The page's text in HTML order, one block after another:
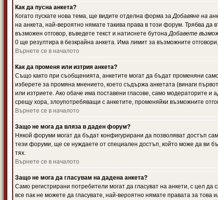
Как да пусна анкета?
Когато пускате нова тема, ще видите отделна форма заДобавяне на
на анкета, най-вероятно нямате такива права в този форум. Трябва да
възможен отговор, въведете текст и натиснете бутонаДобавете
0 ще резултира в безкрайна анкета. Има лимит за възможните
Върнете се в началото
Как да променя или изтрия анкета?
Също както при съобщенията, анкетите могат да бъдат променяни
изберете за промяна мнението, което съдържа анкетата (винаги
или изтриете. Ако обаче има поставени гласове, само модераторите и
срещу хора, злоупотребяващи с анкетите, променяйки възможните
Върнете се в началото
Защо не мога да вляза в даден форум?
Някой форуми могат да бъдат конфигурирани да позволяват достъп
тези форуми, ще се нуждаете от специален достъп, който може да ви
тях.
Върнете се в началото
Защо не мога да гласувам на дадена анкета?
Само регистрирани потребители могат да гласуват на анкети, с цел
все пак не можете да гласувате, най-вероятно нямате правата за това